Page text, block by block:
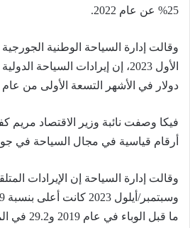
25% عن عام 2022.
دولار في الأشهر التسعة الأولى من عام 2023.
فيكا وصفت نائبة وزير الاقتصاد مريم
أرقام قياسية في مجال السياحة في
وقالت إدارة السياحة إن الإيرادات
ما قبل